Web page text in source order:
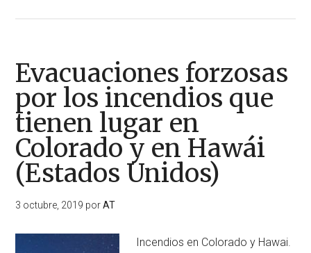
descontrolado
en
California
obliga
a
emitir
órdenes
Unidos)
Evacuaciones forzosas
por los incendios que
tienen lugar en
Colorado y en Hawái
(Estados Unidos)
3 octubre, 2019 porAT
Incendios en Colorado y Hawai.